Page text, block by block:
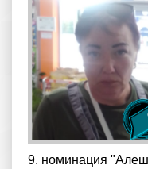
9. номинация